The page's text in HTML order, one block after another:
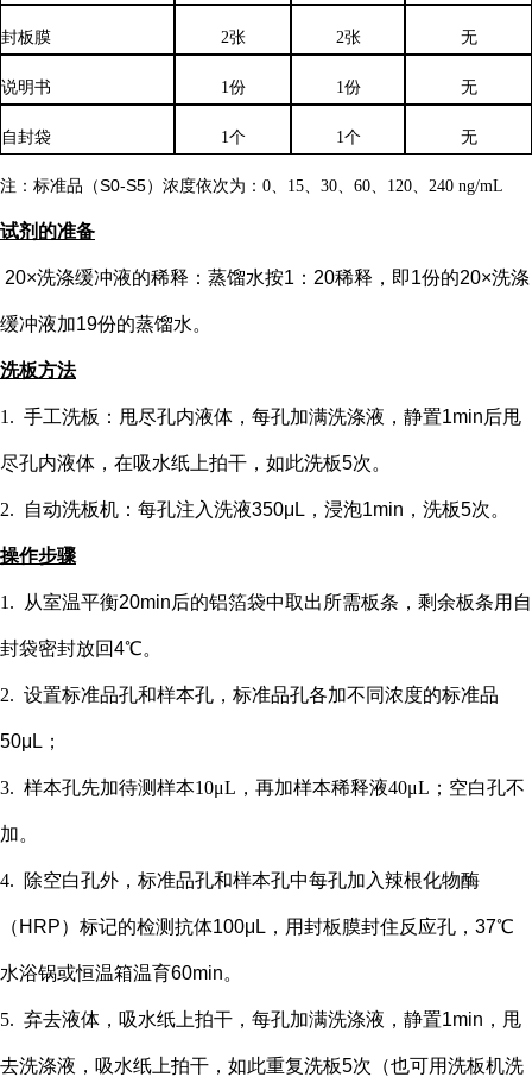
封板膜 2张 2张 无
说明书 1份 1份 无
自封袋 1个 1个 无
注：标准品（S0-S5）浓度依次为： 0、15、30、60、120、240 ng/mL
试剂的准备
20×洗涤缓冲液的稀释：蒸馏水按1：20稀释，即1份的20×洗涤
缓冲液加19份的蒸馏水。
洗板方法
1. 手工洗板：甩尽孔内液体，每孔加满洗涤液，静置1min后甩
尽孔内液体，在吸水纸上拍干，如此洗板5次。
2. 自动洗板机：每孔注入洗液350μL，浸泡1min，洗板5次。
操作步骤
1. 从室温平衡20min后的铝箔袋中取出所需板条，剩余板条用自
封袋密封放回4℃。
2. 设置标准品孔和样本孔 ，标准品孔各加不同浓度的标准品
50μL；
3. 样本孔先加待测样本10μL，再加样本稀释液40μL； 空白孔不
加。
4. 除空白孔外， 标准品孔和样本孔中每孔加入辣根化物酶
（ HRP）标记的检测抗体100μL，用封板膜封住反应孔，37℃
水浴锅或恒温箱温育60min。
5. 弃去液体，吸水纸上拍干，每孔加满洗涤液，静置1min，甩
去洗涤液，吸水纸上拍干，如此重复洗板5次（也可用洗板机洗